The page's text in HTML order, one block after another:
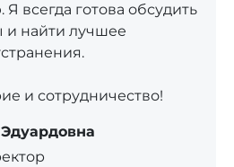
всегда готова обсудить
найти лучшее
и сотрудничество!